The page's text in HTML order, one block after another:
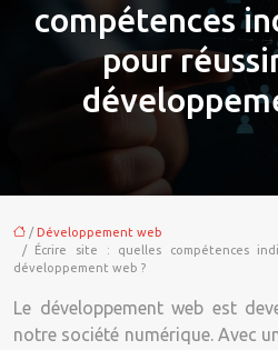
compétences
pour
/Développement web
/ Écrire site : quelles compétences
développement web ?
Le développement web est
notre société numérique. Avec